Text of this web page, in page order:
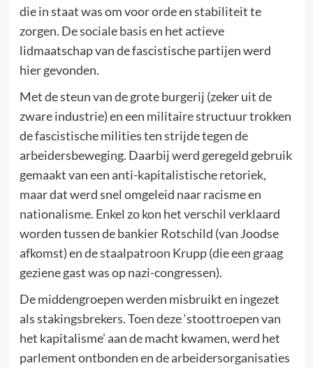
die in staat was om voor orde en stabiliteit te
zorgen. De sociale basis en het actieve
lidmaatschap van de fascistische partijen werd
hier gevonden.
Met de steun van de grote burgerij (zeker uit de
zware industrie) en een militaire structuur trokken
de fascistische milities ten strijde tegen de
arbeidersbeweging. Daarbij werd geregeld gebruik
gemaakt van een anti-kapitalistische retoriek,
maar dat werd snel omgeleid naar racisme en
nationalisme. Enkel zo kon het verschil verklaard
worden tussen de bankier Rotschild (van Joodse
afkomst) en de staalpatroon Krupp (die een graag
geziene gast was op nazi-congressen).
De middengroepen werden misbruikt en ingezet
als stakingsbrekers. Toen deze ‘stoottroepen van
het kapitalisme’ aan de macht kwamen, werd het
parlement ontbonden en de arbeidersorganisaties